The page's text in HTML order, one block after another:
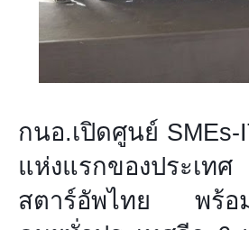
กนอ.เปิดศูนย์
แห่งแรกของประเทศ
สตาร์อัพไทย พร้อม